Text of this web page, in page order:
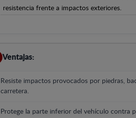
resistencia frente a impactos exteriores.
Ventajas:
Resiste impactos provocados por piedras,
carretera.
Protege la parte inferior del vehículo contra